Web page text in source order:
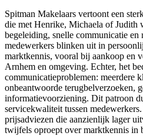
Spitman Makelaars vertoont een
die met Henrike, Michaela of Judith
begeleiding, snelle communicatie en
medewerkers blinken uit in
marktkennis, vooral bij aankoop en
Arnhem en omgeving. Echter, het
communicatieproblemen: meerdere
onbeantwoorde terugbelverzoeken,
informatievoorziening. Dit patroon
servicekwaliteit tussen
prijsadviezen die aanzienlijk lager
twijfels oproept over marktkennis in